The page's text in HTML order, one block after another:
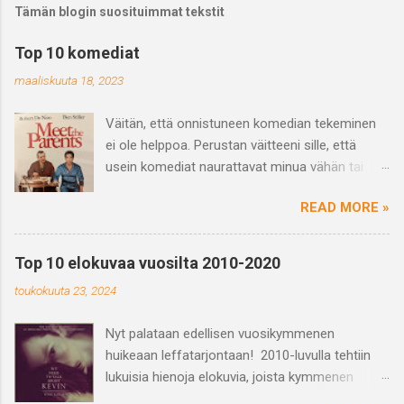
Tämän blogin suosituimmat tekstit
Top 10 komediat
maaliskuuta 18, 2023
Väitän, että onnistuneen komedian tekeminen
ei ole helppoa. Perustan väitteeni sille, että
usein komediat naurattavat minua vähän tai
haastetta tuo myös se, että se mikä naurattaa
jotakuta ei välttämättä naurata toista ja
päinvastoin eli huumori on subjektiivinen
suorastaan loistavan komedian niin on se vaan
nauramisen kokemus on voimaannuttavaa,
ihmisiä yhdistävää ja tarpeellista. Mitä sitten on
komedia? Kavi eli kansallinen audiovisuaalinen
READ MORE »
Top 10 elokuvaa vuosilta 2010-2020
toukokuuta 23, 2024
Nyt palataan edellisen vuosikymmenen
huikeaan leffatarjontaan! 2010-luvulla tehtiin
lukuisia hienoja elokuvia, joista kymmenen